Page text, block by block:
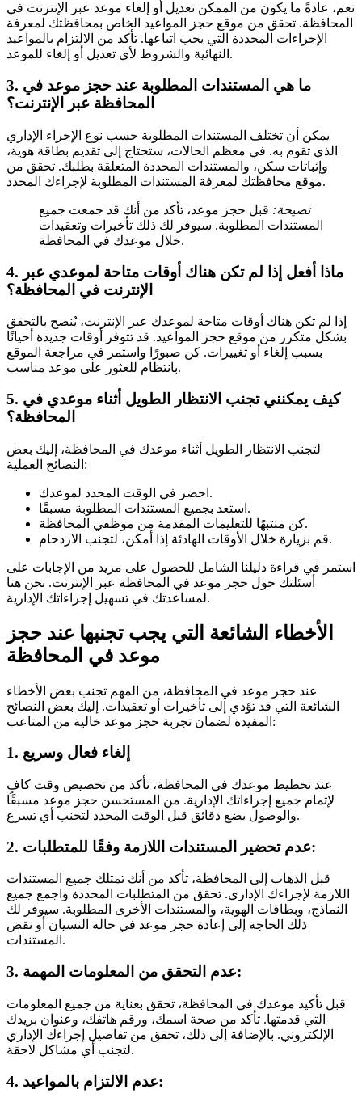
نعم، عادةً ما يكون من الممكن تعديل أو إلغاء موعد عبر الإنترنت في
المحافظة. تحقق من موقع حجز المواعيد الخاص بمحافظتك لمعرفة
الإجراءات المحددة التي يجب اتباعها. تأكد من الالتزام بالمواعيد
النهائية والشروط لأي تعديل أو إلغاء للموعد.
3. ما هي المستندات المطلوبة عند حجز موعد في
المحافظة عبر الإنترنت؟
يمكن أن تختلف المستندات المطلوبة حسب نوع الإجراء الإداري
الذي تقوم به. في معظم الحالات، ستحتاج إلى تقديم بطاقة هوية،
وإثباتات سكن، والمستندات المحددة المتعلقة بطلبك. تحقق من
موقع محافظتك لمعرفة المستندات المطلوبة لإجراءك المحدد.
نصيحة: قبل حجز موعد، تأكد من أنك قد جمعت جميع
المستندات المطلوبة. سيوفر لك ذلك تأخيرات وتعقيدات
خلال موعدك في المحافظة.
4. ماذا أفعل إذا لم تكن هناك أوقات متاحة لموعدي عبر
الإنترنت في المحافظة؟
إذا لم تكن هناك أوقات متاحة لموعدك عبر الإنترنت، يُنصح بالتحقق
بشكل متكرر من موقع حجز المواعيد. قد تتوفر أوقات جديدة أحيانًا
بسبب إلغاء أو تغييرات. كن صبورًا واستمر في مراجعة الموقع
بانتظام للعثور على موعد مناسب.
5. كيف يمكنني تجنب الانتظار الطويل أثناء موعدي في
المحافظة؟
لتجنب الانتظار الطويل أثناء موعدك في المحافظة، إليك بعض
النصائح العملية:
احضر في الوقت المحدد لموعدك.
استعد بجميع المستندات المطلوبة مسبقًا.
كن منتبهًا للتعليمات المقدمة من موظفي المحافظة.
قم بزيارة خلال الأوقات الهادئة إذا أمكن، لتجنب الازدحام.
استمر في قراءة دليلنا الشامل للحصول على مزيد من الإجابات على
أسئلتك حول حجز موعد في المحافظة عبر الإنترنت. نحن هنا
لمساعدتك في تسهيل إجراءاتك الإدارية.
الأخطاء الشائعة التي يجب تجنبها عند حجز
موعد في المحافظة
عند حجز موعد في المحافظة، من المهم تجنب بعض الأخطاء
الشائعة التي قد تؤدي إلى تأخيرات أو تعقيدات. إليك بعض النصائح
المفيدة لضمان تجربة حجز موعد خالية من المتاعب:
1. إلغاء فعال وسريع
عند تخطيط موعدك في المحافظة، تأكد من تخصيص وقت كافٍ
لإتمام جميع إجراءاتك الإدارية. من المستحسن حجز موعد مسبقًا
والوصول بضع دقائق قبل الوقت المحدد لتجنب أي تسرع.
2. عدم تحضير المستندات اللازمة وفقًا للمتطلبات:
قبل الذهاب إلى المحافظة، تأكد من أنك تمتلك جميع المستندات
اللازمة لإجراءك الإداري. تحقق من المتطلبات المحددة واجمع جميع
النماذج، وبطاقات الهوية، والمستندات الأخرى المطلوبة. سيوفر لك
ذلك الحاجة إلى إعادة حجز موعد في حالة النسيان أو نقص
المستندات.
3. عدم التحقق من المعلومات المهمة:
قبل تأكيد موعدك في المحافظة، تحقق بعناية من جميع المعلومات
التي قدمتها. تأكد من صحة اسمك، ورقم هاتفك، وعنوان بريدك
الإلكتروني. بالإضافة إلى ذلك، تحقق من تفاصيل إجراءك الإداري
لتجنب أي مشاكل لاحقة.
4. عدم الالتزام بالمواعيد: